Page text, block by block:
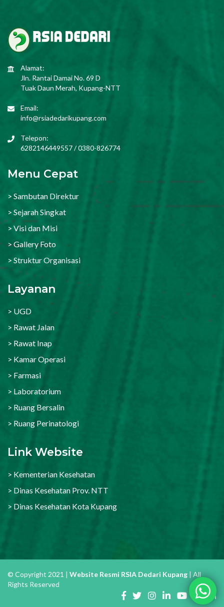
Alamat:
Jln. Rantai Damai No. 69 D
Tuak Daun Merah, Kupang-NTT
Email:
info@rsiadedarikupang.com
Telepon:
6282146449557 / 0380-826774
Menu Cepat
> Sambutan Direktur
> Sejarah Singkat
> Visi dan Misi
> Gallery Foto
> Struktur Organisasi
Layanan
> UGD
> Rawat Jalan
> Rawat Inap
> Kamar Operasi
> Farmasi
> Laboratorium
> Ruang Bersalin
> Ruang Perinatologi
Link Website
> Kementerian Kesehatan
> Dinas Kesehatan Prov. NTT
> Dinas Kesehatan Kota Kupang
© Copyright 2021 | Website Resmi RSIA Dedari Kupang | All
Rights Reserved
LogIn